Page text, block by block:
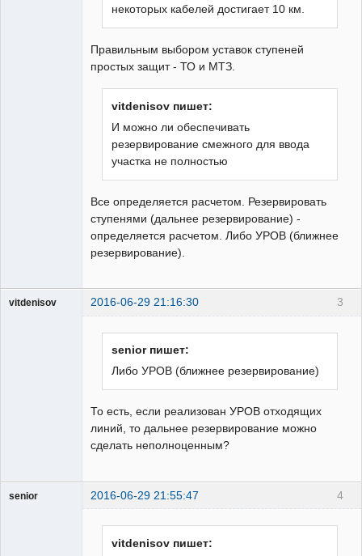
некоторых кабелей достигает 10 км.
Правильным выбором уставок ступеней
простых защит - ТО и МТЗ.
vitdenisov пишет:
И можно ли обеспечивать
резервирование смежного для ввода
участка не полностью
Все определяется расчетом. Резервировать
ступенями (дальнее резервирование) -
определяется расчетом. Либо УРОВ (ближнее
резервирование).
3
vitdenisov 2016-06-29 21:16:30
senior пишет:
Либо УРОВ (ближнее резервирование)
То есть, если реализован УРОВ отходящих
линий, то дальнее резервирование можно
сделать неполноценным?
4
senior 2016-06-29 21:55:47
vitdenisov пишет: